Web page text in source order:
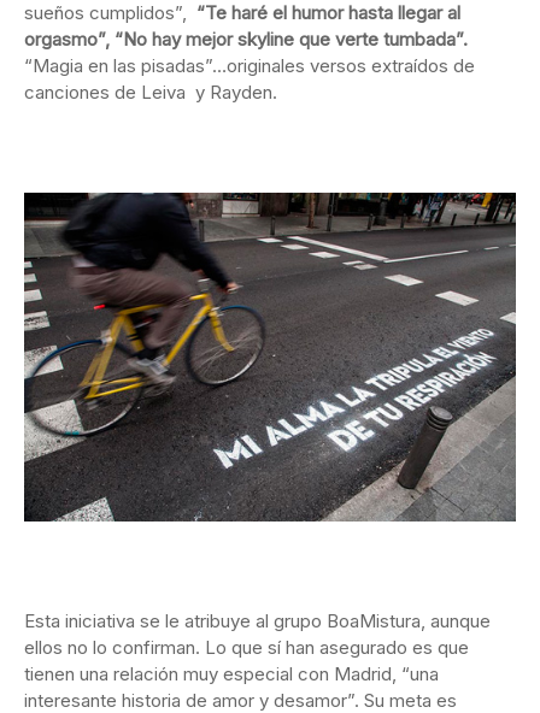
sueños cumplidos”, “Te haré el humor hasta llegar al
orgasmo”, “No hay mejor skyline que verte tumbada”.
“Magia en las pisadas”…originales versos extraídos de
canciones de Leiva y Rayden.
Esta iniciativa se le atribuye al grupo BoaMistura, aunque
ellos no lo confirman. Lo que sí han asegurado es que
tienen una relación muy especial con Madrid, “una
interesante historia de amor y desamor”. Su meta es